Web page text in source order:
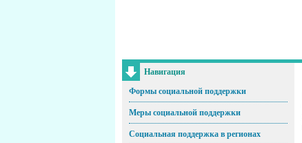
Навигация
Формы социальной поддержки
Меры социальной поддержки
Социальная поддержка в регионах